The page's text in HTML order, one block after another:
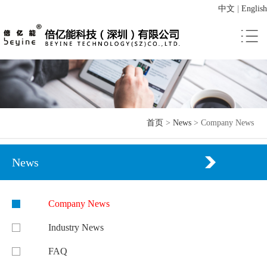
中文 English
首页> News> Company News
News
Company News
Industry News
FAQ